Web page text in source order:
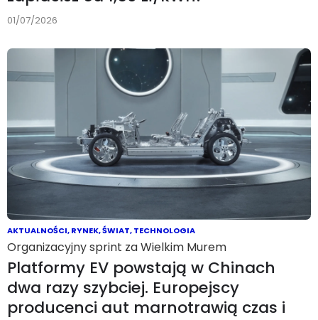
01/07/2026
AKTUALNOŚCI,RYNEK,ŚWIAT,TECHNOLOGIA
Organizacyjny sprint za Wielkim Murem
Platformy EV powstają w Chinach
dwa razy szybciej. Europejscy
producenci aut marnotrawią czas i